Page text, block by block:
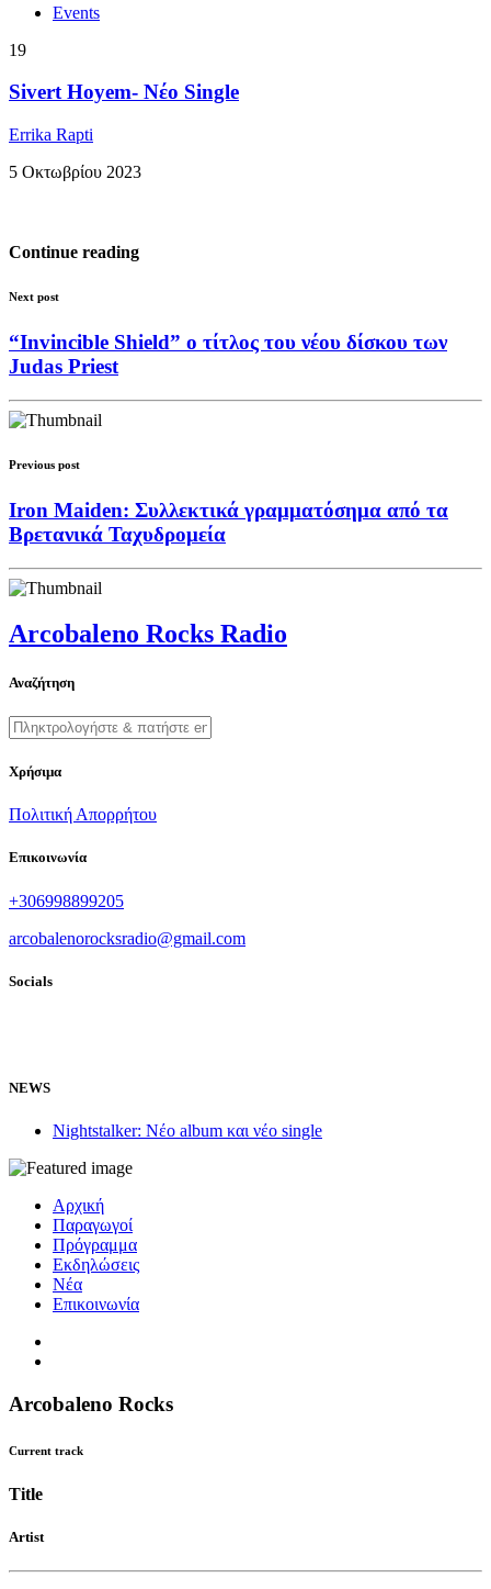
Events
19
Sivert Hoyem- Νέο Single
Errika Rapti
5 Οκτωβρίου 2023
Continue reading
Next post
“Invincible Shield” ο τίτλος του νέου δίσκου των
Judas Priest
Previous post
Iron Maiden: Συλλεκτικά γραμματόσημα από τα
Βρετανικά Ταχυδρομεία
Arcobaleno Rocks Radio
Αναζήτηση
Χρήσιμα
Πολιτική Απορρήτου
Επικοινωνία
+306998899205
arcobalenorocksradio@gmail.com
Socials
NEWS
Nightstalker: Νέο album και νέο single
Αρχική
Παραγωγοί
Πρόγραμμα
Εκδηλώσεις
Νέα
Επικοινωνία
Arcobaleno Rocks
Current track
Title
Artist